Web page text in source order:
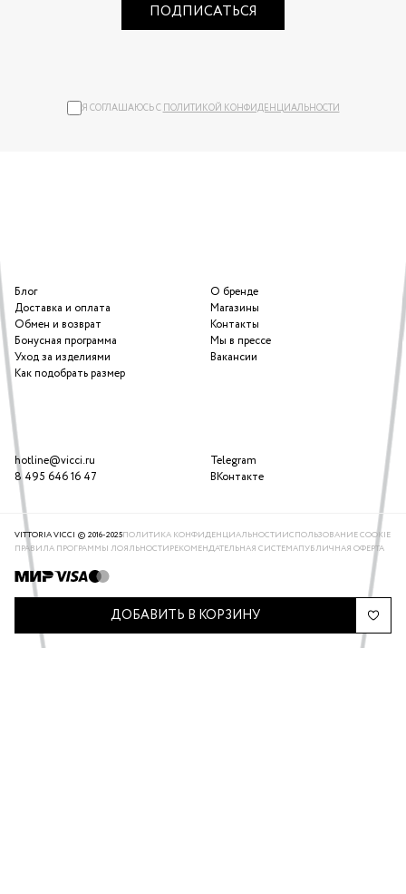
ДОБАВИТЬ В КОРЗИНУ
ПОДПИСАТЬСЯ
Я СОГЛАШАЮСЬ СПОЛИТИКОЙ КОНФИДЕНЦИАЛЬНОСТИ
О бренде
Магазины
Контакты
Мы в прессе
Вакансии
Telegram
ВКонтакте
Блог
Доставка и оплата
Обмен и возврат
Бонусная программа
Уход за изделиями
Как подобрать размер
hotline@vicci.ru
8 495 646 16 47
VITTORIA VICCI © 2016-2025ПОЛИТИКА КОНФИДЕНЦИАЛЬНОСТИИСПОЛЬЗОВАНИЕ COOKIE
ПРАВИЛА ПРОГРАММЫ ЛОЯЛЬНОСТИРЕКОМЕНДАТЕЛЬНАЯ СИСТЕМАПУБЛИЧНАЯ ОФЕРТА